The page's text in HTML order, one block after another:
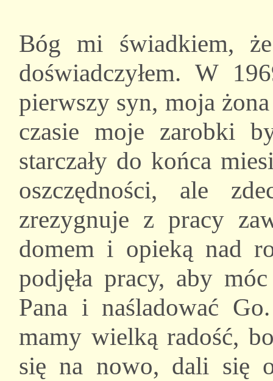
Bóg mi świadkiem,
doświadczyłem. W
pierwszy syn, moja
czasie moje zarobki
starczały do końca
oszczędności, ale
zrezygnuje z pracy
domem i opieką nad
podjęła pracy, aby
Pana i naśladować
mamy wielką radość,
się na nowo, dali się